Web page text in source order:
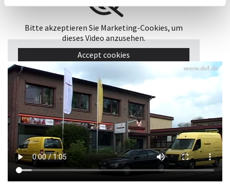
Bitte akzeptieren Sie Marketing-Cookies, um
dieses Video anzusehen.
Accept cookies